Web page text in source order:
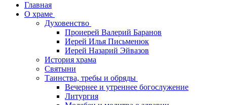
Главная
О храме
Духовенство
Проиерей Валерий Баранов
Иерей Илья Письменюк
Иерей Назарий Эйвазов
История храма
Святыни
Таинства, требы и обряды
Вечернее и утреннее богослужение
Литургия